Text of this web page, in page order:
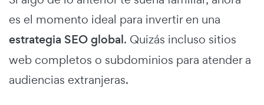
es el momento ideal para invertir en una
estrategia SEO global. Quizás incluso sitios
web completos o subdominios para atender a
audiencias extranjeras.